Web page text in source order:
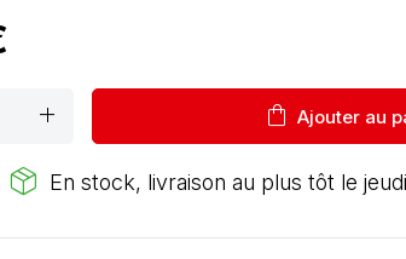
add shopping_bag Ajouter au
package_2 En stock, livraison au plus tôt le